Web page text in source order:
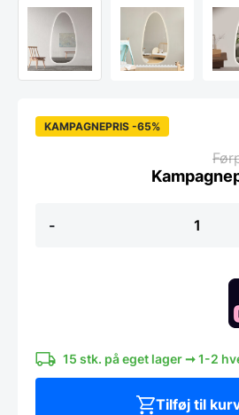
-
Asymmetrisk
og
sensor
antal
KAMPAGNEPRIS -65%
15 stk. på eget lager ➞ 1-2
Tilføj til